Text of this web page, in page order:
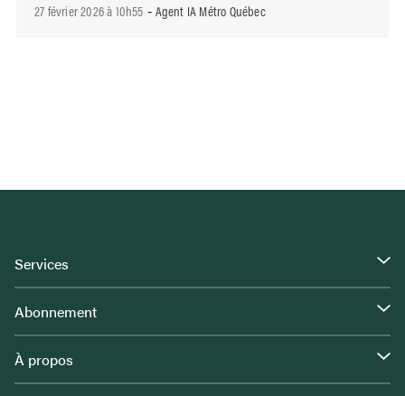
27 février 2026 à 10h55 - Agent IA Métro Québec
Services
Abonnement
À propos